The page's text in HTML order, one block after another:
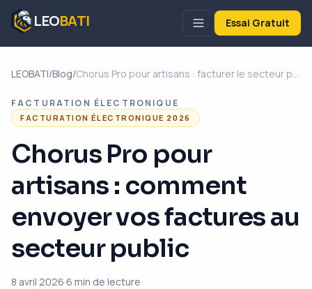
LEOBATI Essai Gratuit
LEOBATI/Blog/ Chorus Pro pour artisans : facturer le secteur public simplement
FACTURATION ÉLECTRONIQUE
FACTURATION ÉLECTRONIQUE 2026
Chorus Pro pour
artisans : comment
envoyer vos factures au
secteur public
8 avril 2026·6 min de lecture